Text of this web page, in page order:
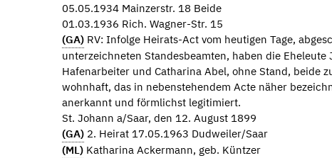
05.05.1934 Mainzerstr. 18 Beide
01.03.1936 Rich. Wagner-Str. 15
(GA) RV: Infolge Heirats-Act vom heutigen Tage,
unterzeichneten Standesbeamten, haben die Eheleute
Hafenarbeiter und Catharina Abel, ohne Stand, beide
wohnhaft, das in nebenstehendem Acte näher
anerkannt und förmlichst legitimiert.
St. Johann a/Saar, den 12. August 1899
(GA) 2. Heirat 17.05.1963 Dudweiler/Saar
(ML) Katharina Ackermann, geb. Küntzer